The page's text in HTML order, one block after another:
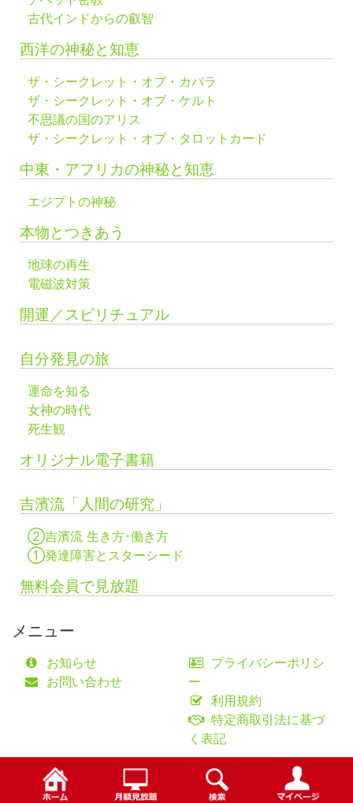
古代インドからの叡智
西洋の神秘と知恵
ザ・シークレット・オブ・カバラ
ザ・シークレット・オブ・ケルト
不思議の国のアリス
ザ・シークレット・オブ・タロットカード
中東・アフリカの神秘と知恵
エジプトの神秘
本物とつきあう
地球の再生
電磁波対策
開運／スピリチュアル
自分発見の旅
運命を知る
女神の時代
死生観
オリジナル電子書籍
吉濱流「人間の研究」
②吉濱流 生き方･働き方
①発達障害とスターシード
無料会員で見放題
メニュー
お知らせ
お問い合わせ
プライバシーポリシ
ー
利用規約
特定商取引法に基づ
く表記
©fifty-one collaborations Co.,Ltd.